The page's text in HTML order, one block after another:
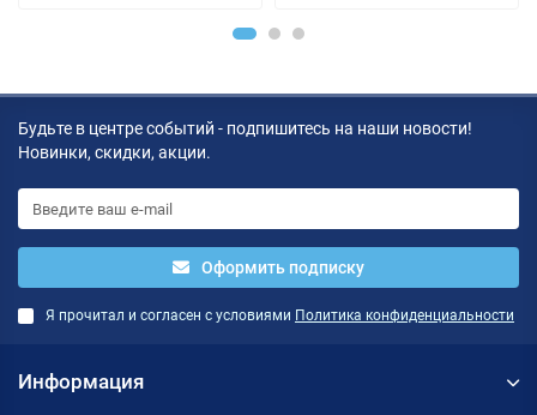
Будьте в центре событий - подпишитесь на наши новости!
Новинки, скидки, акции.
Оформить подписку
Я прочитал и согласен с условиями Политика конфиденциальности
Информация